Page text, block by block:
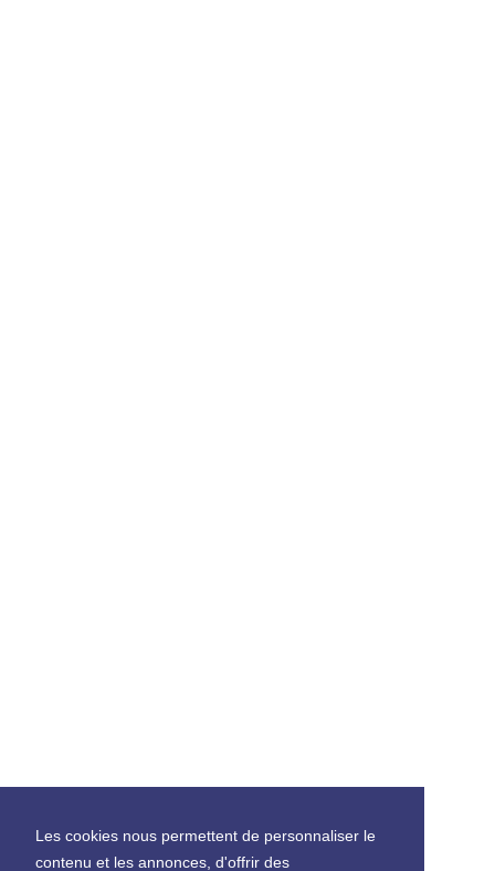
Les cookies nous permettent de personnaliser le
contenu et les annonces, d'offrir des